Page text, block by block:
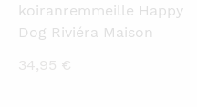
koiranremmeille Happy
Dog Riviéra Maison
34,95 €